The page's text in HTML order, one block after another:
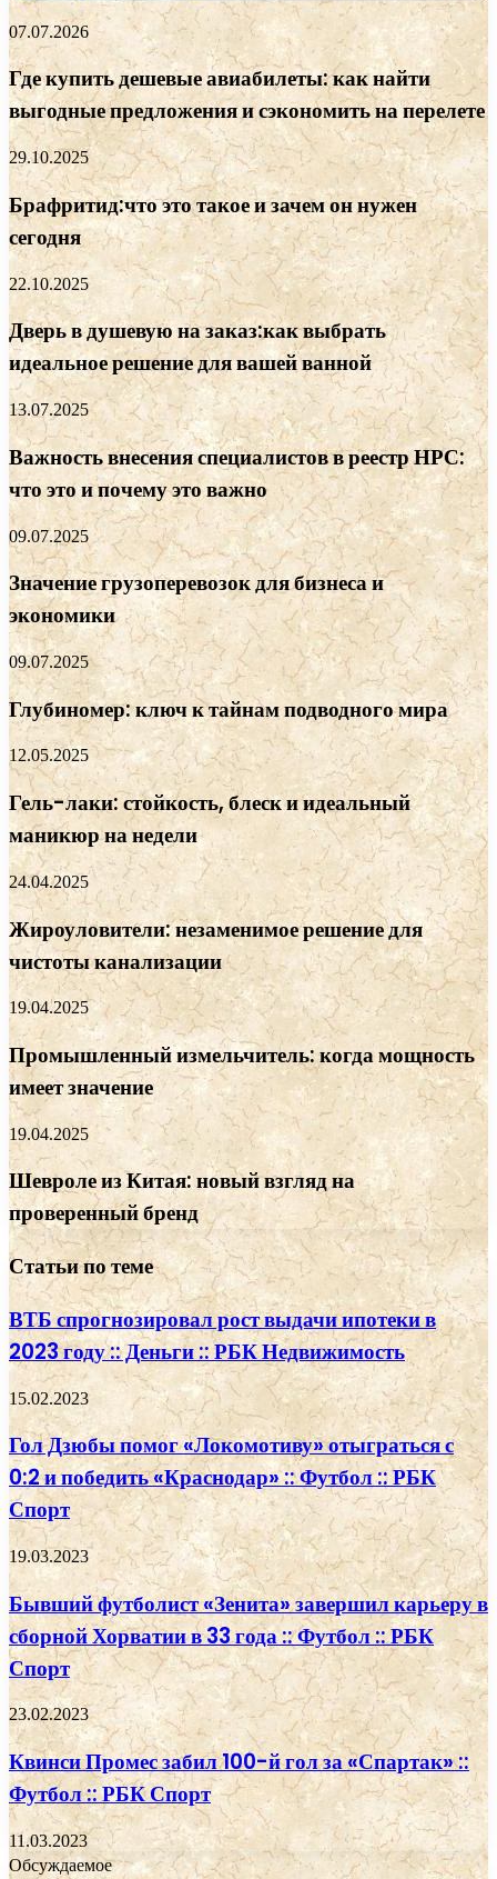
07.07.2026
Где купить дешевые авиабилеты: как найти
выгодные предложения и сэкономить на перелете
29.10.2025
Брафритид:что это такое и зачем он нужен
сегодня
22.10.2025
Дверь в душевую на заказ:как выбрать
идеальное решение для вашей ванной
13.07.2025
Важность внесения специалистов в реестр НРС:
что это и почему это важно
09.07.2025
Значение грузоперевозок для бизнеса и
экономики
09.07.2025
Глубиномер: ключ к тайнам подводного мира
12.05.2025
Гель-лаки: стойкость, блеск и идеальный
маникюр на недели
24.04.2025
Жироуловители: незаменимое решение для
чистоты канализации
19.04.2025
Промышленный измельчитель: когда мощность
имеет значение
19.04.2025
Шевроле из Китая: новый взгляд на
проверенный бренд
Статьи по теме
ВТБ спрогнозировал рост выдачи ипотеки в
2023 году :: Деньги :: РБК Недвижимость
15.02.2023
Гол Дзюбы помог «Локомотиву» отыграться с
0:2 и победить «Краснодар» :: Футбол :: РБК
Спорт
19.03.2023
Бывший футболист «Зенита» завершил карьеру в
сборной Хорватии в 33 года :: Футбол :: РБК
Спорт
23.02.2023
Квинси Промес забил 100-й гол за «Спартак» ::
Футбол :: РБК Спорт
11.03.2023
Обсуждаемое